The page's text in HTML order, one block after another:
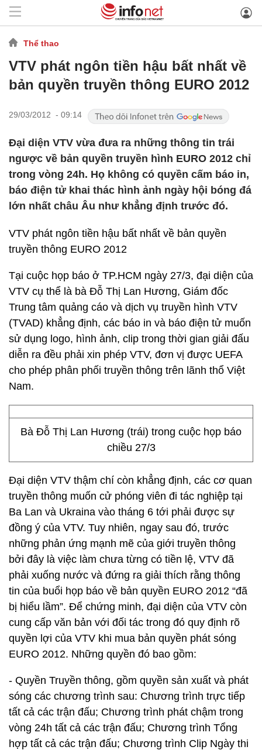
Thể thao
VTV phát ngôn tiền hậu bất nhất về
bản quyền truyền thông EURO 2012
29/03/2012 - 09:14
Đại diện VTV vừa đưa ra những thông tin trái
ngược về bản quyền truyền hình EURO 2012 chỉ
trong vòng 24h. Họ không có quyền cấm báo in,
báo điện tử khai thác hình ảnh ngày hội bóng đá
lớn nhất châu Âu như khẳng định trước đó.
VTV phát ngôn tiền hậu bất nhất về bản quyền
truyền thông EURO 2012
Tại cuộc họp báo ở TP.HCM ngày 27/3, đại diện của
VTV cụ thể là bà Đỗ Thị Lan Hương, Giám đốc
Trung tâm quảng cáo và dịch vụ truyền hình VTV
(TVAD) khẳng định, các báo in và báo điện tử muốn
sử dụng logo, hình ảnh, clip trong thời gian giải đấu
diễn ra đều phải xin phép VTV, đơn vị được UEFA
cho phép phân phối truyền thông trên lãnh thổ Việt
Nam.
Bà Đỗ Thị Lan Hương (trái) trong cuộc họp báo
chiều 27/3
Đại diện VTV thậm chí còn khẳng định, các cơ quan
truyền thông muốn cử phóng viên đi tác nghiệp tại
Ba Lan và Ukraina vào tháng 6 tới phải được sự
đồng ý của VTV. Tuy nhiên, ngay sau đó, trước
những phản ứng mạnh mẽ của giới truyền thông
bởi đây là việc làm chưa từng có tiền lệ, VTV đã
phải xuống nước và đứng ra giải thích rằng thông
tin của buổi họp báo về bản quyền EURO 2012 “đã
bị hiểu lầm”. Để chứng minh, đại diện của VTV còn
cung cấp văn bản với đối tác trong đó quy định rõ
quyền lợi của VTV khi mua bản quyền phát sóng
EURO 2012. Những quyền đó bao gồm:
- Quyền Truyền thông, gồm quyền sản xuất và phát
sóng các chương trình sau: Chương trình trực tiếp
tất cả các trận đấu; Chương trình phát chậm trong
vòng 24h tất cả các trận đấu; Chương trình Tổng
hợp tất cả các trận đấu; Chương trình Clip Ngày thi